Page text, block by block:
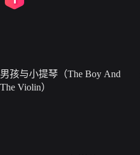
男孩与小提琴（The Boy And
The Violin）